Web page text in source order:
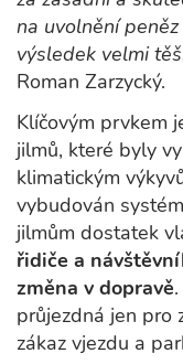
na uvolnění
výsledek velmi
Roman Zarzycký.
Klíčovým prvkem
jilmů, které byly
klimatickým
vybudován
jilmům dostatek
řidiče a
změna v dopravě
průjezdná jen pro
zákaz vjezdu a